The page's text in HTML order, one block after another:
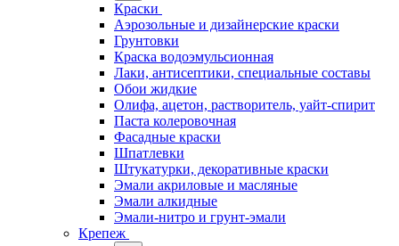
Краски
Аэрозольные и дизайнерские краски
Грунтовки
Краска водоэмульсионная
Лаки, антисептики, специальные составы
Обои жидкие
Олифа, ацетон, растворитель, уайт-спирит
Паста колеровочная
Фасадные краски
Шпатлевки
Штукатурки, декоративные краски
Эмали акриловые и масляные
Эмали алкидные
Эмали-нитро и грунт-эмали
Крепеж